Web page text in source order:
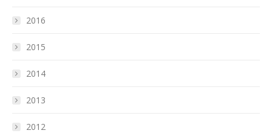
2016
2015
2014
2013
2012